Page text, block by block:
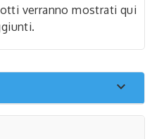
verranno mostrati qui
